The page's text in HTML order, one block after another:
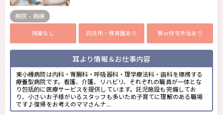
病院 - 病棟
残業なし 託児所・保育園あり 寮or住宅手当あり
耳より情報＆お仕事内容
東小樽病院は内科・胃腸科・呼吸器科・理学療法科・歯科を標榜する
療養型病院です。看護、介護、リハビリ、それぞれの職員が一体とな
り包括的に医療サービスを提供しています。託児施設も完備してお
り、小さいお子様がいるスタッフも多いため子育てに理解のある職場
です♪復帰をお考えのママさんナ...